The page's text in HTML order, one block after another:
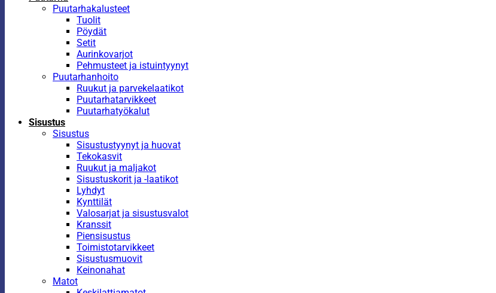
Puutarhakalusteet
Tuolit
Pöydät
Setit
Aurinkovarjot
Pehmusteet ja istuintyynyt
Puutarhanhoito
Ruukut ja parvekelaatikot
Puutarhatarvikkeet
Puutarhatyökalut
Sisustus
Sisustus
Sisustustyynyt ja huovat
Tekokasvit
Ruukut ja maljakot
Sisustuskorit ja -laatikot
Lyhdyt
Kynttilät
Valosarjat ja sisustusvalot
Kranssit
Piensisustus
Toimistotarvikkeet
Sisustusmuovit
Keinonahat
Matot